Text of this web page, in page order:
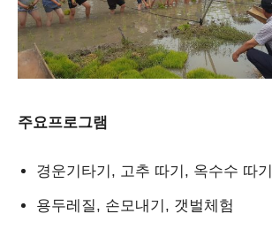
주요프로그램
경운기타기, 고추 따기, 옥수수 따
용두레질, 손모내기, 갯벌체험